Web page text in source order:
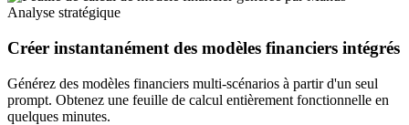
Analyse stratégique
Créer instantanément des modèles financiers intégrés
Générez des modèles financiers multi-scénarios à partir d'un seul
prompt. Obtenez une feuille de calcul entièrement fonctionnelle en
quelques minutes.